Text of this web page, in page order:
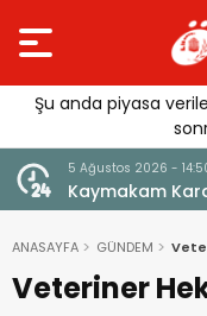
Şu anda piyasa
5 Ağustos 2026 -
Sağlıklı
ANASAYFA GÜNDEM
Veteriner